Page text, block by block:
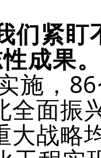
们紧盯
成果。
施，
全面振
大战略